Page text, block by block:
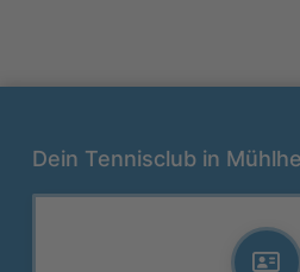
Dein Tennisclub in